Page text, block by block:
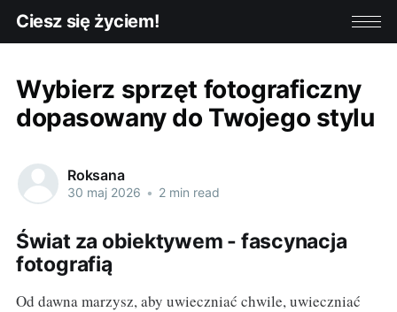
Ciesz się życiem!
Wybierz sprzęt fotograficzny
dopasowany do Twojego stylu
Roksana
30 maj 2026 • 2 min read
Świat za obiektywem - fascynacja
fotografią
Od dawna marzysz, aby uwieczniać chwile, uwieczniać